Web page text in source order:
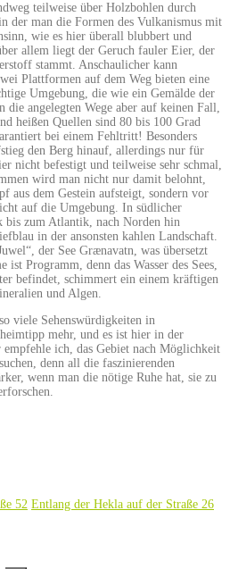
teilweise über Holzbohlen durch
der man die Formen des Vulkanismus mit
wie es hier überall blubbert und
allem liegt der Geruch fauler Eier, der
stammt. Anschaulicher kann
Plattformen auf dem Weg bieten eine
Umgebung, die wie ein Gemälde der
die angelegten Wege aber auf keinen Fall,
heißen Quellen sind 80 bis 100 Grad
bei einem Fehltritt! Besonders
den Berg hinauf, allerdings nur für
nicht befestigt und teilweise sehr schmal,
wird man nicht nur damit belohnt,
aus dem Gestein aufsteigt, sondern vor
auf die Umgebung. In südlicher
bis zum Atlantik, nach Norden hin
in der ansonsten kahlen Landschaft.
der See Grænavatn, was übersetzt
ist Programm, denn das Wasser des Sees,
befindet, schimmert ein einem kräftigen
und Algen.
viele Sehenswürdigkeiten in
mehr, und es ist hier in der
ich, das Gebiet nach Möglichkeit
denn all die faszinierenden
wenn man die nötige Ruhe hat, sie zu
52 Entlang der Hekla auf der Straße 26